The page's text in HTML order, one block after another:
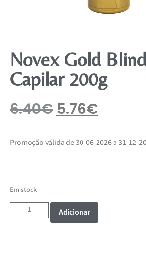
Novex Gold
Capilar 200g
6.40€ 5.76€
Promoção válida de 30-06-2026 a 31-12-
Em stock
Adicionar